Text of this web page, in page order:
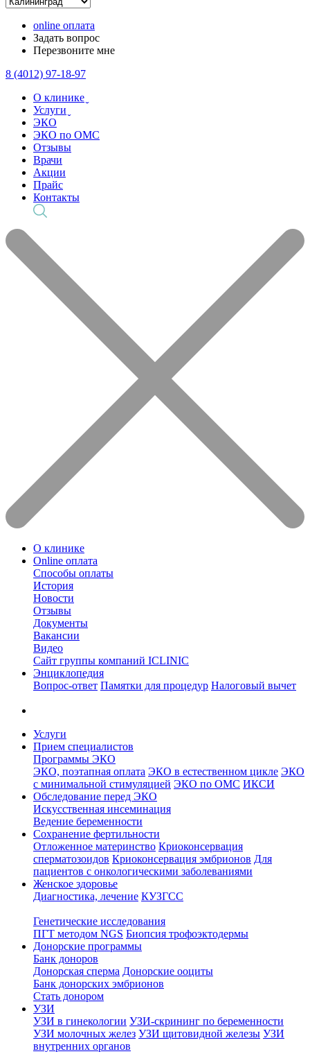
online оплата
Задать вопрос
Перезвоните мне
8 (4012) 97-18-97
О клинике ̬
Услуги ̬
ЭКО
ЭКО по ОМС
Отзывы
Врачи
Акции
Прайс
Контакты
О клинике
Online оплата
Способы оплаты
История
Новости
Отзывы
Документы
Вакансии
Видео
Сайт группы компаний ICLINIC
Энциклопедия
Вопрос-ответ Памятки для процедур Налоговый вычет
Услуги
Прием специалистов
Программы ЭКО
ЭКО, поэтапная оплата ЭКО в естественном цикле ЭКО
с минимальной стимуляцией ЭКО по ОМС ИКСИ
Обследование перед ЭКО
Искусственная инсеминация
Ведение беременности
Сохранение фертильности
Отложенное материнство Криоконсервация
сперматозоидов Криоконсервация эмбрионов Для
пациентов с онкологическими заболеваниями
Женское здоровье
Диагностика, лечение КУЗГСС
Генетические исследования
ПГТ методом NGS Биопсия трофоэктодермы
Донорские программы
Банк доноров
Донорская сперма Донорские ооциты
Банк донорских эмбрионов
Стать донором
УЗИ
УЗИ в гинекологии УЗИ-скрининг по беременности
УЗИ молочных желез УЗИ щитовидной железы УЗИ
внутренних органов